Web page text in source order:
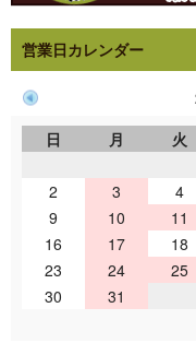
営業日カレンダー
日
月 火
2
3 4
9
10 11
16
17 18
23
24 25
30
31